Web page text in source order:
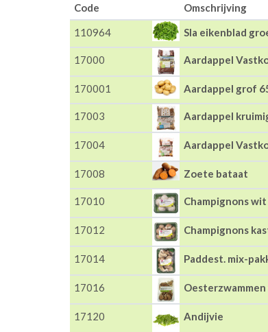
Code Omschrijving
110964
Sla eikenblad
17000 Aardappel
170001 Aardappel grof
17003 Aardappel
17004 Aardappel
17008 Zoete bataat
17010 Champignons wit
17012 Champignons
17014 Paddest. mix-
17016
17120 Andijvie